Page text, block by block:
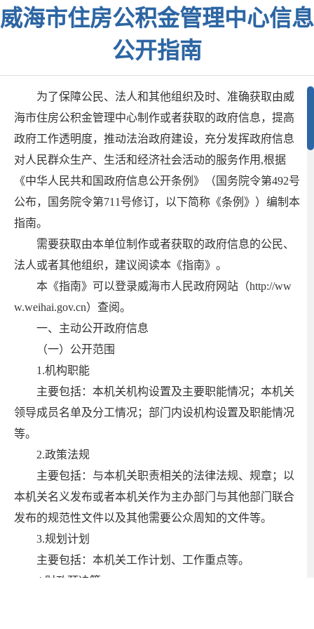
威海市住房公积金管理中心信息
公开指南
为了保障公民、法人和其他组织及时、准确获取由威
海市住房公积金管理中心制作或者获取的政府信息，提高
政府工作透明度，推动法治政府建设，充分发挥政府信息
对人民群众生产、生活和经济社会活动的服务作用,根据
《中华人民共和国政府信息公开条例》（国务院令第492号
公布，国务院令第711号修订，以下简称《条例》）编制本
指南。
需要获取由本单位制作或者获取的政府信息的公民、
法人或者其他组织，建议阅读本《指南》。
本《指南》可以登录威海市人民政府网站（http://ww
w.weihai.gov.cn）查阅。
一、主动公开政府信息
（一）公开范围
1.机构职能
主要包括：本机关机构设置及主要职能情况；本机关
领导成员名单及分工情况；部门内设机构设置及职能情况
等。
2.政策法规
主要包括：与本机关职责相关的法律法规、规章；以
本机关名义发布或者本机关作为主办部门与其他部门联合
发布的规范性文件以及其他需要公众周知的文件等。
3.规划计划
主要包括：本机关工作计划、工作重点等。
4.财政预决算